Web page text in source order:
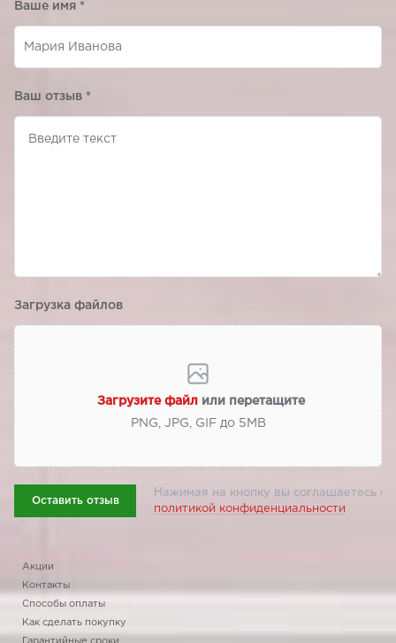
Ваше имя *
Ваш отзыв *
Загрузка файлов
Загрузите файл или перетащите
PNG, JPG, GIF до 5МВ
Оставить отзыв
Нажимая на кнопку вы соглашаетесь с
политикой конфиденциальности
Акции
Контакты
Способы оплаты
Как сделать покупку